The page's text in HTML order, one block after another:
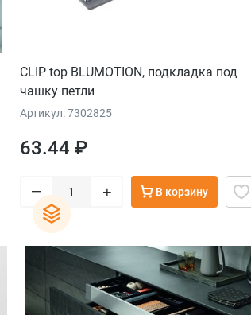
CLIP top BLUMOTION, подкладка под
чашку петли
Артикул: 7302825
63.44 ₽
– + В корзину